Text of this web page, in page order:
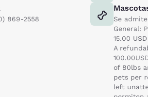
869-2558
Se
General:
15.00
A
of 80lbs
pets per
left